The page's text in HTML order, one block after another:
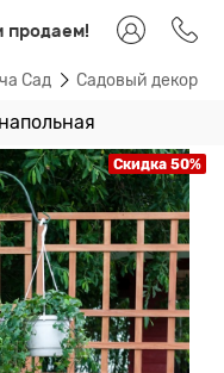
продаем!
Сад Садовый декор
Скидка 50%